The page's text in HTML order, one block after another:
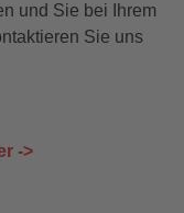
und Sie bei Ihrem
Sie uns
->